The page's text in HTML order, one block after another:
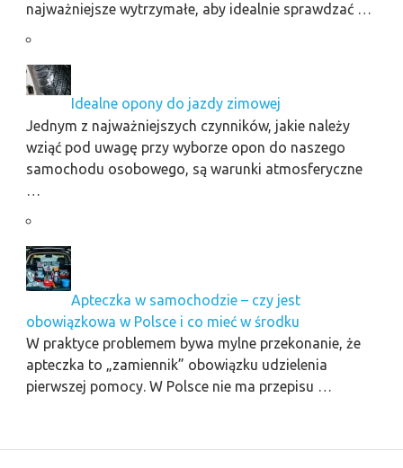
najważniejsze wytrzymałe, aby idealnie sprawdzać …
Idealne opony do jazdy zimowej
Jednym z najważniejszych czynników, jakie należy
wziąć pod uwagę przy wyborze opon do naszego
samochodu osobowego, są warunki atmosferyczne
…
Apteczka w samochodzie – czy jest
obowiązkowa w Polsce i co mieć w środku
W praktyce problemem bywa mylne przekonanie, że
apteczka to „zamiennik” obowiązku udzielenia
pierwszej pomocy. W Polsce nie ma przepisu …